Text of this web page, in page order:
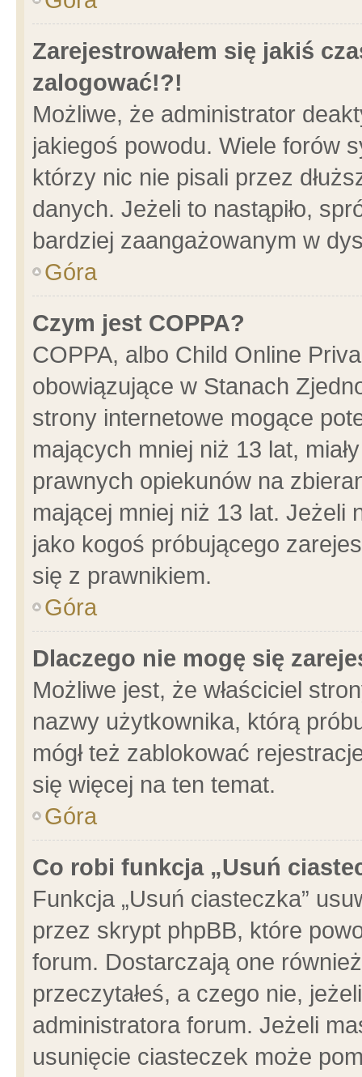
Zarejestrowałem się jakiś
zalogować!?!
Możliwe, że administrator
jakiegoś powodu. Wiele forów
którzy nic nie pisali przez
danych. Jeżeli to nastąpiło,
bardziej zaangażowanym w
Góra
Czym jest COPPA?
COPPA, albo Child Online
obowiązujące w Stanach
strony internetowe mogące
mających mniej niż 13 lat,
prawnych opiekunów na
mającej mniej niż 13 lat. Jeżeli
jako kogoś próbującego
się z prawnikiem.
Góra
Dlaczego nie mogę się
Możliwe jest, że właściciel
nazwy użytkownika, którą
mógł też zablokować
się więcej na ten temat.
Góra
Co robi funkcja „Usuń
Funkcja „Usuń ciasteczka”
przez skrypt phpBB, które
forum. Dostarczają one
przeczytałeś, a czego nie,
administratora forum. Jeżeli
usunięcie ciasteczek może